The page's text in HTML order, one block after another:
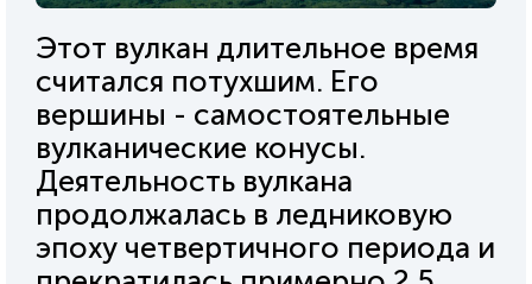
Этот вулкан длительное время
считался потухшим. Его
вершины - самостоятельные
вулканические конусы.
Деятельность вулкана
продолжалась в ледниковую
эпоху четвертичного периода и